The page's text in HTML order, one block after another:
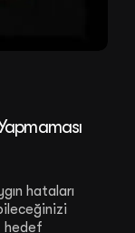
hataları
hedef